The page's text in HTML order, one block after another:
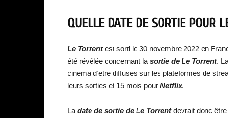
QUELLE DATE DE SORTIE POUR
Le Torrent est sorti le 30 novembre 2022 en
été révélée concernant la sortie de Le Torrent.
cinéma d’être diffusés sur les plateformes de
leurs sorties et 15 mois pour Netflix.
La date de sortie de Le Torrent devrait donc